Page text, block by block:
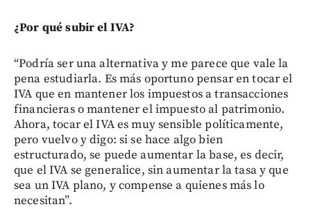
¿Por qué subir el IVA?
“Podría ser una alternativa y me parece que vale la
pena estudiarla. Es más oportuno pensar en tocar el
IVA que en mantener los impuestos a transacciones
financieras o mantener el impuesto al patrimonio.
Ahora, tocar el IVA es muy sensible políticamente,
pero vuelvo y digo: si se hace algo bien
estructurado, se puede aumentar la base, es decir,
que el IVA se generalice, sin aumentar la tasa y que
sea un IVA plano, y compense a quienes más lo
necesitan”.